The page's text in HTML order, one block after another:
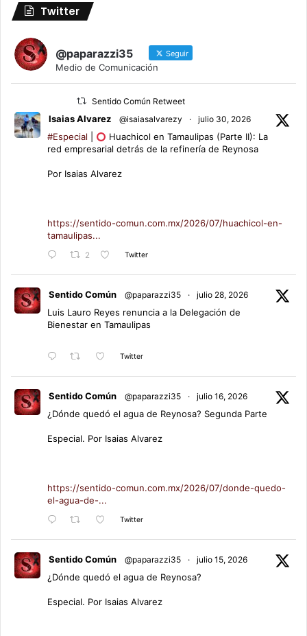
Twitter
@paparazzi35 Seguir
Medio de Comunicación
Sentido Común Retweet
Isaias Alvarez @isaiasalvarezy · julio 30, 2026
#Especial
Huachicol en Tamaulipas (Parte II): La
red empresarial detrás de la refinería de Reynosa
Por Isaias Alvarez
https://sentido-comun.com.mx/2026/07/huachicol-en-
tamaulipas...
2 Twitter
Sentido Común @paparazzi35 · julio 28, 2026
Luis Lauro Reyes renuncia a la Delegación de
Bienestar en Tamaulipas
Twitter
Sentido Común @paparazzi35 · julio 16, 2026
¿Dónde quedó el agua de Reynosa? Segunda Parte
Especial. Por Isaias Alvarez
https://sentido-comun.com.mx/2026/07/donde-quedo-
el-agua-de-...
Twitter
Sentido Común @paparazzi35 · julio 15, 2026
¿Dónde quedó el agua de Reynosa?
Especial. Por Isaias Alvarez